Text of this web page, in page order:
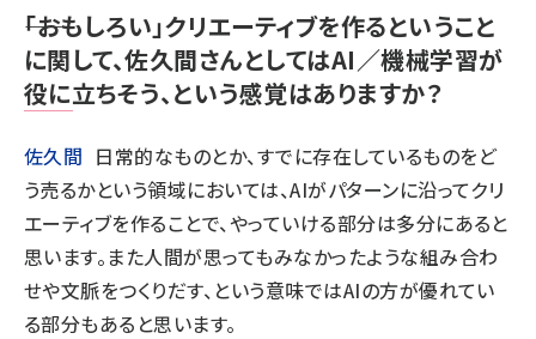
――「おもしろい」クリエーティブを作るということ
に関して、佐久間さんとしてはAI／機械学習が
役に立ちそう、という感覚はありますか？
佐久間 日常的なものとか、すでに存在しているものをど
う売るかという領域においては、AIがパターンに沿ってクリ
エーティブを作ることで、やっていける部分は多分にあると
思います。また人間が思ってもみなかったような組み合わ
せや文脈をつくりだす、という意味ではAIの方が優れてい
る部分もあると思います。